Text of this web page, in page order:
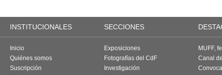
INSTITUCIONALES SECCIONES
Inicio
Quiénes somos
Suscripción
Exposiciones
Fotografías del CdF
Investigación
MUFF,
Canal